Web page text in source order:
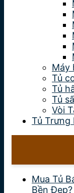
Máy
Tủ
Tủ
Tủ
Vòi
Tủ Trưng
Mua Tủ
Bền Đẹp?